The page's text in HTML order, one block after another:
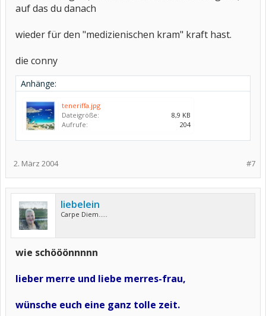
auf das du danach
wieder für den "medizienischen kram" kraft hast.
die conny
Anhänge:
teneriffa.jpg
Dateigröße:
8,9 KB
Aufrufe:
204
#7
2. März 2004
liebelein
Carpe Diem.....
wie schööönnnnn
lieber merre und liebe merres-frau,
wünsche euch eine ganz tolle zeit.